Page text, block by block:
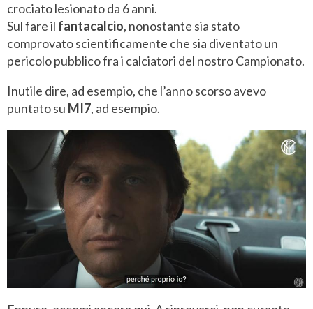
crociato lesionato da 6 anni.
Sul fare il fantacalcio, nonostante sia stato
comprovato scientificamente che sia diventato un
pericolo pubblico fra i calciatori del nostro Campionato.
Inutile dire, ad esempio, che l’anno scorso avevo
puntato su MI7, ad esempio.